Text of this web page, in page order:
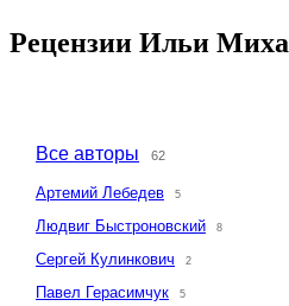
Рецензии Ильи
Все авторы 62
Артемий Лебедев 5
Людвиг Быстроновский 8
Сергей Кулинкович 2
Павел Герасимчук 5